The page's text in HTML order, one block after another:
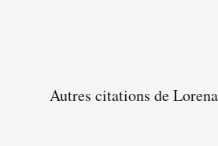
Autres citations de